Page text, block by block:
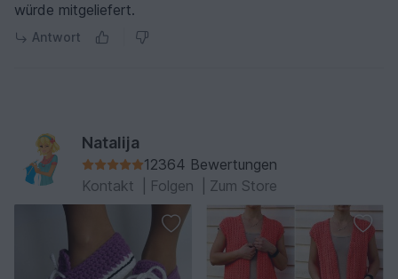
würde mitgeliefert.
Antwort
Natalija
12364 Bewertungen
Kontakt
Folgen Zum Store